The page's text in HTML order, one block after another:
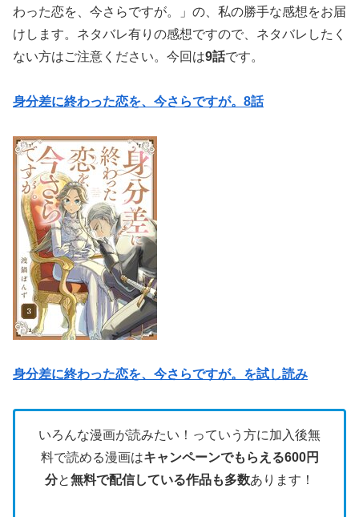
わった恋を、今さらですが。」の、私の勝手な感想をお届
けします。ネタバレ有りの感想ですので、ネタバレしたく
ない方はご注意ください。今回は9話です。
身分差に終わった恋を、今さらですが。8話
身分差に終わった恋を、今さらですが。を試し読み
いろんな漫画が読みたい！っていう方に加入後無
料で読める漫画はキャンペーンでもらえる600円
分と無料で配信している作品も多数あります！